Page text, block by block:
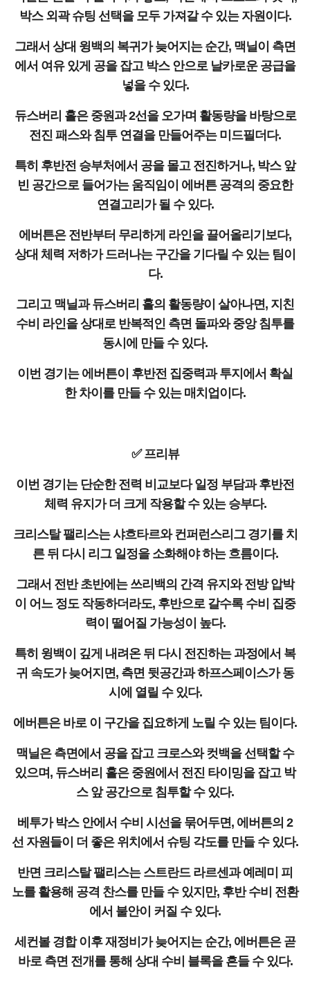
박스 외곽 슈팅 선택을 모두 가져갈 수 있는 자원이다.
그래서 상대 윙백의 복귀가 늦어지는 순간, 맥닐이 측면
에서 여유 있게 공을 잡고 박스 안으로 날카로운 공급을
넣을 수 있다.
듀스버리 홀은 중원과 2선을 오가며 활동량을 바탕으로
전진 패스와 침투 연결을 만들어주는 미드필더다.
특히 후반전 승부처에서 공을 몰고 전진하거나, 박스 앞
빈 공간으로 들어가는 움직임이 에버튼 공격의 중요한
연결고리가 될 수 있다.
에버튼은 전반부터 무리하게 라인을 끌어올리기보다,
상대 체력 저하가 드러나는 구간을 기다릴 수 있는 팀이
다.
그리고 맥닐과 듀스버리 홀의 활동량이 살아나면, 지친
수비 라인을 상대로 반복적인 측면 돌파와 중앙 침투를
동시에 만들 수 있다.
이번 경기는 에버튼이 후반전 집중력과 투지에서 확실
한 차이를 만들 수 있는 매치업이다.
✅ 프리뷰
이번 경기는 단순한 전력 비교보다 일정 부담과 후반전
체력 유지가 더 크게 작용할 수 있는 승부다.
크리스탈 팰리스는 샤흐타르와 컨퍼런스리그 경기를 치
른 뒤 다시 리그 일정을 소화해야 하는 흐름이다.
그래서 전반 초반에는 쓰리백의 간격 유지와 전방 압박
이 어느 정도 작동하더라도, 후반으로 갈수록 수비 집중
력이 떨어질 가능성이 높다.
특히 윙백이 깊게 내려온 뒤 다시 전진하는 과정에서 복
귀 속도가 늦어지면, 측면 뒷공간과 하프스페이스가 동
시에 열릴 수 있다.
에버튼은 바로 이 구간을 집요하게 노릴 수 있는 팀이다.
맥닐은 측면에서 공을 잡고 크로스와 컷백을 선택할 수
있으며, 듀스버리 홀은 중원에서 전진 타이밍을 잡고 박
스 앞 공간으로 침투할 수 있다.
베투가 박스 안에서 수비 시선을 묶어두면, 에버튼의 2
선 자원들이 더 좋은 위치에서 슈팅 각도를 만들 수 있다.
반면 크리스탈 팰리스는 스트란드 라르센과 예레미 피
노를 활용해 공격 찬스를 만들 수 있지만, 후반 수비 전환
에서 불안이 커질 수 있다.
세컨볼 경합 이후 재정비가 늦어지는 순간, 에버튼은 곧
바로 측면 전개를 통해 상대 수비 블록을 흔들 수 있다.